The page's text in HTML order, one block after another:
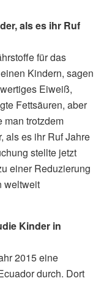
als es ihr Ruf
für das
Kindern, sagen
Eiweiß,
Fettsäuren, aber
man trotzdem
als es ihr Ruf Jahre
stellte jetzt
einer Reduzierung
weltweit
Kinder in
2015 eine
durch. Dort